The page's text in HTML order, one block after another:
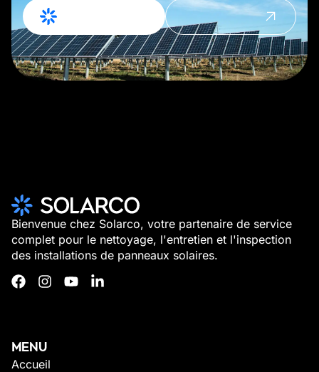
devis contact
Bienvenue chez Solarco, votre partenaire de service
complet pour le nettoyage, l'entretien et l'inspection
des installations de panneaux solaires.
MENU
Accueil